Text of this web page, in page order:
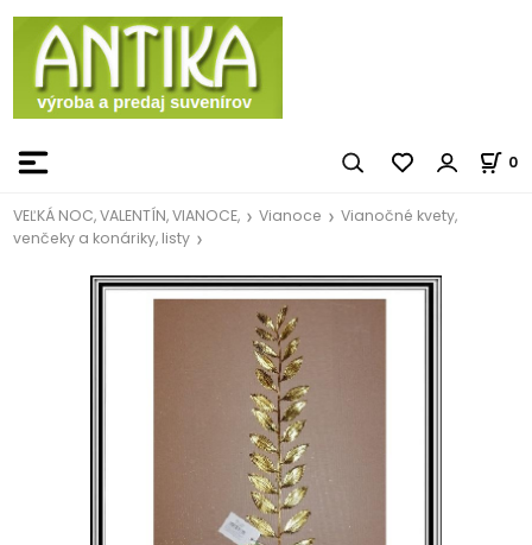
0
VEĽKÁ NOC, VALENTÍN, VIANOCE, Vianoce
Vianočné kvety,
venčeky a konáriky, listy